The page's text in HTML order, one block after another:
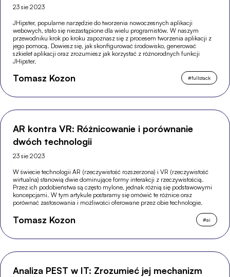
23 sie 2023
JHipster, popularne narzędzie do tworzenia nowoczesnych aplikacji
webowych, stało się niezastąpione dla wielu programistów. W naszym
przewodniku krok po kroku zapoznasz się z procesem tworzenia aplikacji z
jego pomocą. Dowiesz się, jak skonfigurować środowisko, generować
szkielet aplikacji oraz zrozumiesz jak korzystać z różnorodnych funkcji
JHipster.
Tomasz Kozon #fullstack
AR kontra VR: Różnicowanie i porównanie
dwóch technologii
23 sie 2023
W świecie technologii AR (rzeczywistość rozszerzona) i VR (rzeczywistość
wirtualna) stanowią dwie dominujące formy interakcji z rzeczywistością.
Przez ich podobieństwa są często mylone, jednak różnią się podstawowymi
koncepcjami. W tym artykule postaramy się omówić te różnice oraz
porównać zastosowania i możliwości oferowane przez obie technologie.
Tomasz Kozon #ai
Analiza PEST w IT: Zrozumieć jej mechanizm